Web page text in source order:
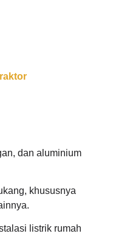
dan aluminium
khususnya
listrik rumah